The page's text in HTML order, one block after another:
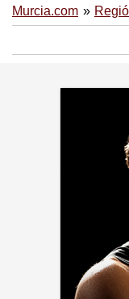
Murcia.com